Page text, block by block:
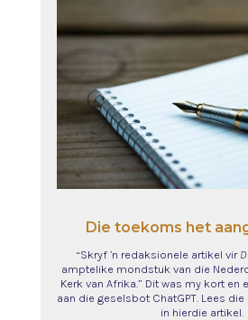
Die toekoms het
“Skryf ’n redaksionele artikel vir
amptelike mondstuk van die
Kerk van Afrika.” Dit was my kort en
aan die geselsbot ChatGPT. Lees
in hierdie artikel.